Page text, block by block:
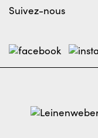
Suivez-nous